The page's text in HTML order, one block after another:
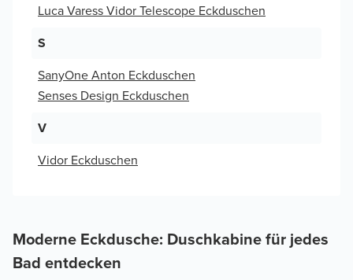
Luca Varess Vidor Telescope Eckduschen
S
SanyOne Anton Eckduschen
Senses Design Eckduschen
V
Vidor Eckduschen
Moderne Eckdusche: Duschkabine für jedes
Bad entdecken